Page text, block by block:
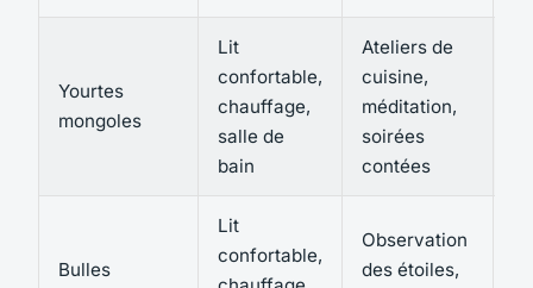
Yourtes
mongoles
Lit
confortable,
chauffage,
salle de
bain
Ateliers de
cuisine,
méditation,
soirées
contées
Bulles
Lit
confortable,
Observation
des étoiles,